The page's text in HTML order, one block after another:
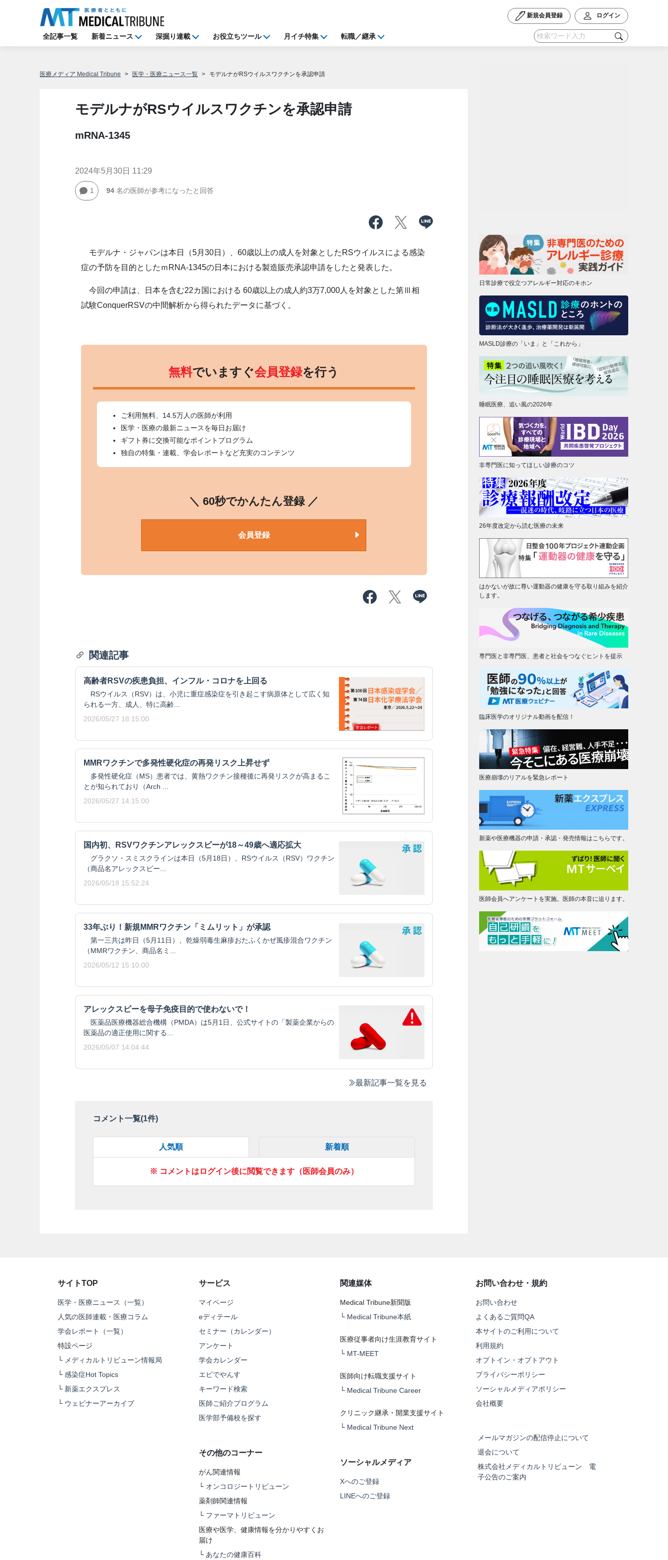
新規会員登録 ログイン
全記事一覧 新着ニュース 深掘り連載 お役立ちツール 月イチ特集 転職／継承
医療メディア Medical Tribune 医学・医療ニュース一覧 モデルナがRSウイルスワクチンを承認申請
モデルナがRSウイルスワクチンを承認申請
mRNA-1345
2024年5月30日 11:29
1 94名の医師が参考になったと回答
モデルナ・ジャパンは本日（5月30日）、60歳以上の成人を対象としたRSウイルスによる感染
症の予防を目的としたｍRNA-1345の日本における製造販売承認申請をしたと発表した。
今回の申請は、日本を含む22カ国における 60歳以上の成人約3万7,000人を対象とした第Ⅲ相
試験ConquerRSVの中間解析から得られたデータに基づく。
無料でいますぐ会員登録を行う
ご利用無料、14.5万人の医師が利用
医学・医療の最新ニュースを毎日お届け
ギフト券に交換可能なポイントプログラム
独自の特集・連載、学会レポートなど充実のコンテンツ
＼ 60秒でかんたん登録 ／
会員登録
関連記事
高齢者RSVの疾患負担、インフル・コロナを上回る
RSウイルス（RSV）は、小児に重症感染症を引き起こす病原体として広く知
られる一方、成人、特に高齢...
2026/05/27 18:15:00
MMRワクチンで多発性硬化症の再発リスク上昇せず
多発性硬化症（MS）患者では、黄熱ワクチン接種後に再発リスクが高まるこ
とが知られており（Arch ...
2026/05/27 14:15:00
国内初、RSVワクチンアレックスビーが18～49歳へ適応拡大
グラクソ・スミスクラインは本日（5月18日）、RSウイルス（RSV）ワクチン
（商品名アレックスビー...
2026/05/18 15:52:24
33年ぶり！新規MMRワクチン「ミムリット」が承認
第一三共は昨日（5月11日）、乾燥弱毒生麻疹おたふくかぜ風疹混合ワクチン
（MMRワクチン、商品名ミ...
2026/05/12 15:10:00
アレックスビーを母子免疫目的で使わないで！
医薬品医療機器総合機構（PMDA）は5月1日、公式サイトの「製薬企業からの
医薬品の適正使用に関する...
2026/05/07 14:04:44
最新記事一覧を見る
コメント一覧(1件)
人気順 新着順
※ コメントはログイン後に閲覧できます（医師会員のみ）
日常診療で役立つアレルギー対応のキホン
MASLD診療の「いま」と「これから」
睡眠医療、追い風の2026年
非専門医に知ってほしい診療のコツ
26年度改定から読む医療の未来
はかないが故に尊い運動器の健康を守る取り組みを紹介
します。
専門医と非専門医、患者と社会をつなぐヒントを提示
臨床医学のオリジナル動画を配信！
医療崩壊のリアルを緊急レポート
新薬や医療機器の申請・承認・発売情報はこちらです。
医師会員へアンケートを実施。医師の本音に迫ります。
サイトTOP
医学・医療ニュース（一覧）
人気の医師連載・医療コラム
学会レポート（一覧）
特設ページ
└ メディカルトリビューン情報局
└ 感染症Hot Topics
└ 新薬エクスプレス
└ ウェビナーアーカイブ
サービス
マイページ
eディテール
セミナー（カレンダー）
アンケート
学会カレンダー
エビでやんす
キーワード検索
医師ご紹介プログラム
医学部予備校を探す
その他のコーナー
がん関連情報
└ オンコロジートリビューン
薬剤師関連情報
└ ファーマトリビューン
医療や医学、健康情報を分かりやすくお
届け
└ あなたの健康百科
関連媒体
Medical Tribune新聞版
└ Medical Tribune本紙
医療従事者向け生涯教育サイト
└ MT-MEET
医師向け転職支援サイト
└ Medical Tribune Career
クリニック継承・開業支援サイト
└ Medical Tribune Next
ソーシャルメディア
Xへのご登録
LINEへのご登録
お問い合わせ・規約
お問い合わせ
よくあるご質問QA
本サイトのご利用について
利用規約
オプトイン・オプトアウト
プライバシーポリシー
ソーシャルメディアポリシー
会社概要
メールマガジンの配信停止について
退会について
株式会社メディカルトリビューン 電
子公告のご案内